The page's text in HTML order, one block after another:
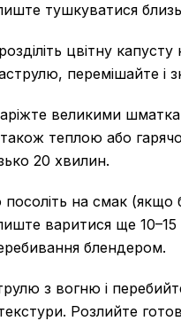
тушкуватися
цвітну
перемішайте
великими
теплою або
20 хвилин.
посоліть на смак
варитися ще
блендером.
з вогню і
Розлийте